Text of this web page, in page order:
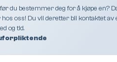
du bestemmer deg for å kjøpe en?
oss! Du vil deretter bli kontaktet av
og tid.